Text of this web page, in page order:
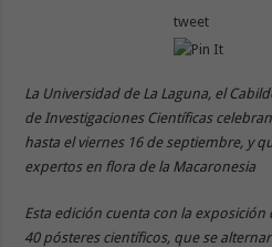
tweet
La Universidad de La Laguna, el
de Investigaciones Científicas
hasta el viernes 16 de septiembre, y
expertos en flora de la Macaronesia
Esta edición cuenta con la
40 pósteres científicos, que se